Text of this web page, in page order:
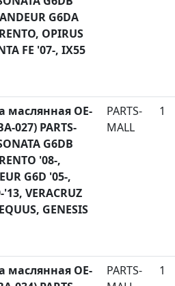
[1]
G6DA
OPIRUS
FE '07-, IX55
маслянная OE-
027) PARTS-
G6DB
'08-,
G6D '05-,
VERACRUZ
GENESIS
PARTS-
MALL
1
маслянная OE-
PARTS-
1